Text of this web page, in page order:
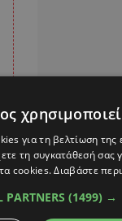
για τη βελτίωση
τη συγκατάθεσή
τα cookies.Διαβάστε
(1499) →